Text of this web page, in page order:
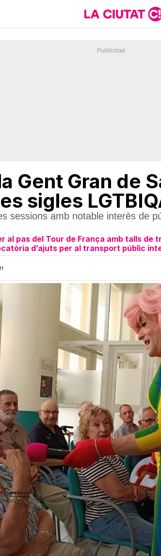
Gent Gran de
sigles
sessions amb notable interès de
al pas del Tour de França amb talls
d’ajuts per al transport públic